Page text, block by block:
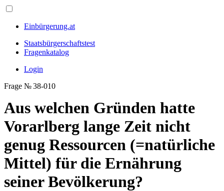
Einbürgerung.at
Staatsbürgerschaftstest
Fragenkatalog
Login
Frage № 38-010
Aus welchen Gründen hatte
Vorarlberg lange Zeit nicht
genug Ressourcen (=natürliche
Mittel) für die Ernährung
seiner Bevölkerung?